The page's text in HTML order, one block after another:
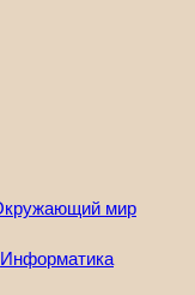
мир
Информатика